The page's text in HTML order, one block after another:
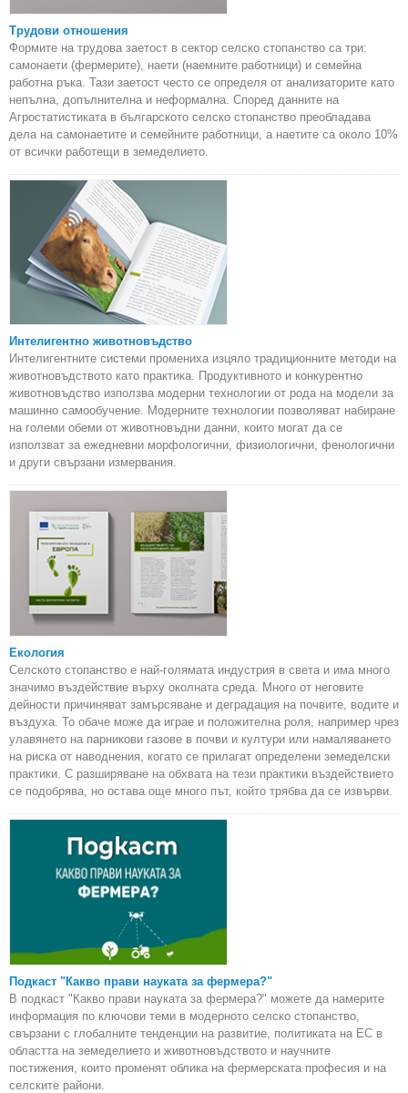
Трудови отношения
Формите на трудова заетост в сектор селско стопанство са три:
самонаети (фермерите), наети (наемните работници) и семейна
работна ръка. Тази заетост често се определя от анализаторите като
непълна, допълнителна и неформална. Според данните на
Агростатистиката в българското селско стопанство преобладава
дела на самонаетите и семейните работници, а наетите са около 10%
от всички работещи в земеделието.
Интелигентно животновъдство
Интелигентните системи промениха изцяло традиционните методи на
животновъдството като практика. Продуктивното и конкурентно
животновъдство използва модерни технологии от рода на модели за
машинно самообучение. Модерните технологии позволяват набиране
на големи обеми от животновъдни данни, които могат да се
използват за ежедневни морфологични, физиологични, фенологични
и други свързани измервания.
Екология
Селското стопанство е най-голямата индустрия в света и има много
значимо въздействие върху околната среда. Много от неговите
дейности причиняват замърсяване и деградация на почвите, водите и
въздуха. То обаче може да играе и положителна роля, например чрез
улавянето на парникови газове в почви и култури или намаляването
на риска от наводнения, когато се прилагат определени земеделски
практики. С разширяване на обхвата на тези практики въздействието
се подобрява, но остава още много път, който трябва да се извърви.
Подкаст "Какво прави науката за фермера?"
В подкаст "Какво прави науката за фермера?" можете да намерите
информация по ключови теми в модерното селско стопанство,
свързани с глобалните тенденции на развитие, политиката на ЕС в
областта на земеделието и животновъдството и научните
постижения, които променят облика на фермерската професия и на
селските райони.